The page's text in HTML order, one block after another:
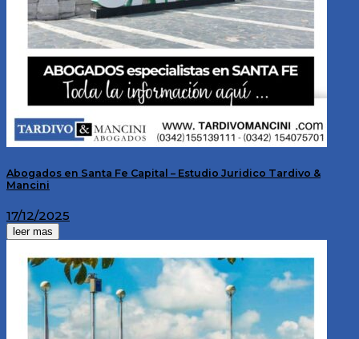
Abogados en Santa Fe Capital – Estudio Juridico Tardivo &
Mancini
17/12/2025
leer mas